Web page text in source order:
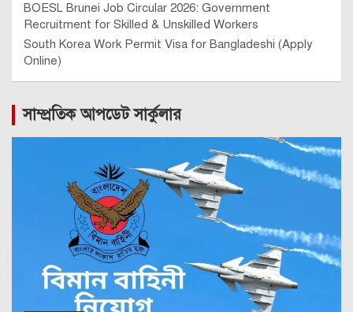
BOESL Brunei Job Circular 2026: Government
Recruitment for Skilled & Unskilled Workers
South Korea Work Permit Visa for Bangladeshi (Apply
Online)
সাম্প্রতিক আপডেট সার্কুলার